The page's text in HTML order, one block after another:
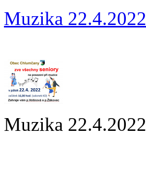
Muzika 22.4.2022
Muzika 22.4.2022